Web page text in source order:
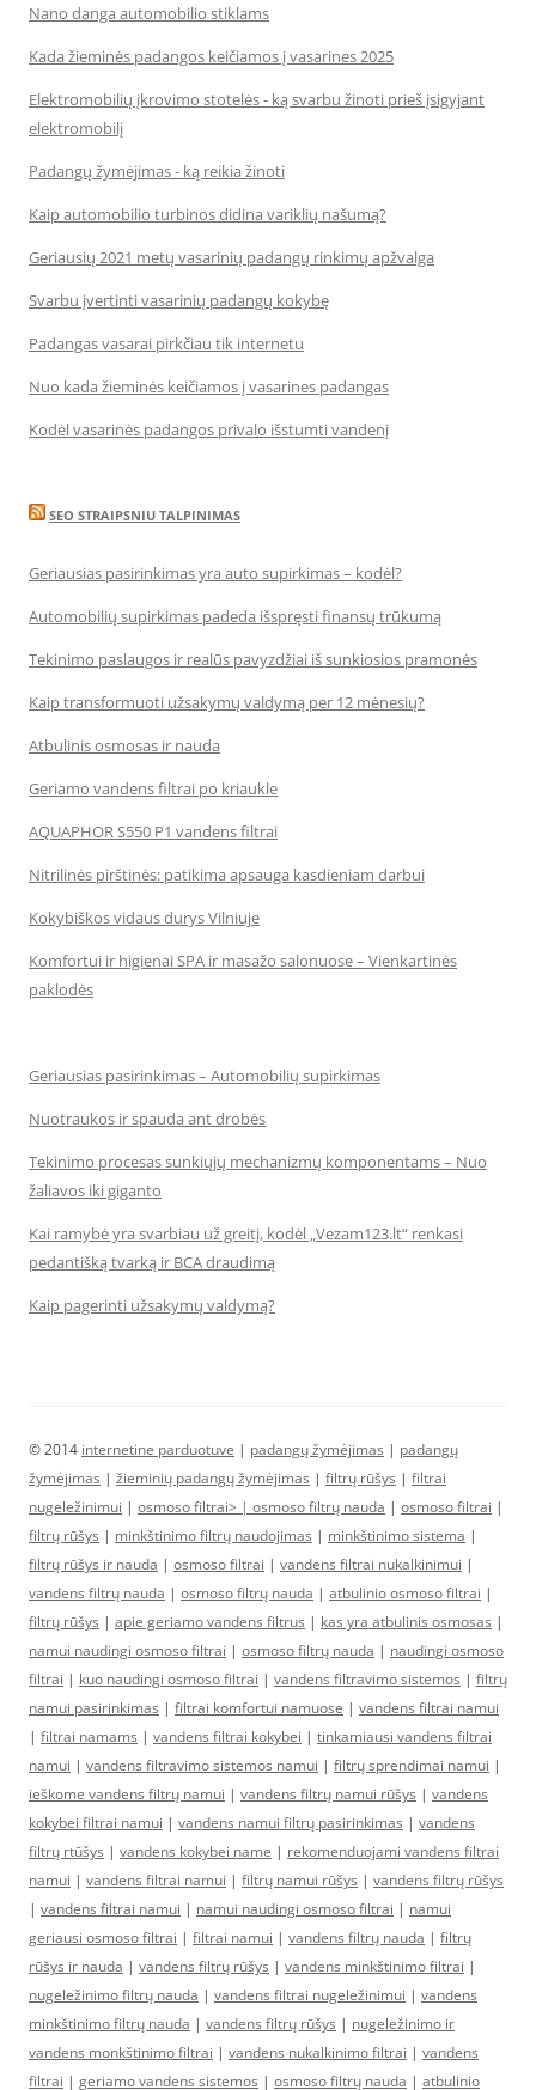
Nano danga automobilio stiklams
Kada žieminės padangos keičiamos į vasarines 2025
Elektromobilių įkrovimo stotelės - ką svarbu žinoti prieš įsigyjant
elektromobilį
Padangų žymėjimas - ką reikia žinoti
Kaip automobilio turbinos didina variklių našumą?
Geriausių 2021 metų vasarinių padangų rinkimų apžvalga
Svarbu įvertinti vasarinių padangų kokybę
Padangas vasarai pirkčiau tik internetu
Nuo kada žieminės keičiamos į vasarines padangas
Kodėl vasarinės padangos privalo išstumti vandenį
SEO STRAIPSNIU TALPINIMAS
Geriausias pasirinkimas yra auto supirkimas – kodėl?
Automobilių supirkimas padeda išspręsti finansų trūkumą
Tekinimo paslaugos ir realūs pavyzdžiai iš sunkiosios pramonės
Kaip transformuoti užsakymų valdymą per 12 mėnesių?
Atbulinis osmosas ir nauda
Geriamo vandens filtrai po kriaukle
AQUAPHOR S550 P1 vandens filtrai
Nitrilinės pirštinės: patikima apsauga kasdieniam darbui
Kokybiškos vidaus durys Vilniuje
Komfortui ir higienai SPA ir masažo salonuose – Vienkartinės
paklodės
Geriausias pasirinkimas – Automobilių supirkimas
Nuotraukos ir spauda ant drobės
Tekinimo procesas sunkiųjų mechanizmų komponentams – Nuo
žaliavos iki giganto
Kai ramybė yra svarbiau už greitį, kodėl „Vezam123.lt“ renkasi
pedantišką tvarką ir BCA draudimą
Kaip pagerinti užsakymų valdymą?
© 2014 internetine parduotuve | padangų žymėjimas | padangų
žymėjimas | žieminių padangų žymėjimas | filtrų rūšys | filtrai
nugeležinimui | osmoso filtrai> | osmoso filtrų nauda | osmoso filtrai |
filtrų rūšys | minkštinimo filtrų naudojimas | minkštinimo sistema |
filtrų rūšys ir nauda | osmoso filtrai | vandens filtrai nukalkinimui |
vandens filtrų nauda | osmoso filtrų nauda | atbulinio osmoso filtrai |
filtrų rūšys | apie geriamo vandens filtrus | kas yra atbulinis osmosas |
namui naudingi osmoso filtrai | osmoso filtrų nauda | naudingi osmoso
filtrai | kuo naudingi osmoso filtrai | vandens filtravimo sistemos | filtrų
namui pasirinkimas | filtrai komfortui namuose | vandens filtrai namui
| filtrai namams | vandens filtrai kokybei | tinkamiausi vandens filtrai
namui | vandens filtravimo sistemos namui | filtrų sprendimai namui |
ieškome vandens filtrų namui | vandens filtrų namui rūšys | vandens
kokybei filtrai namui | vandens namui filtrų pasirinkimas | vandens
filtrų rtūšys | vandens kokybei name | rekomenduojami vandens filtrai
namui | vandens filtrai namui | filtrų namui rūšys | vandens filtrų rūšys
| vandens filtrai namui | namui naudingi osmoso filtrai | namui
geriausi osmoso filtrai | filtrai namui | vandens filtrų nauda | filtrų
rūšys ir nauda | vandens filtrų rūšys | vandens minkštinimo filtrai |
nugeležinimo filtrų nauda | vandens filtrai nugeležinimui | vandens
minkštinimo filtrų nauda | vandens filtrų rūšys | nugeležinimo ir
vandens monkštinimo filtrai | vandens nukalkinimo filtrai | vandens
filtrai | geriamo vandens sistemos | osmoso filtrų nauda | atbulinio